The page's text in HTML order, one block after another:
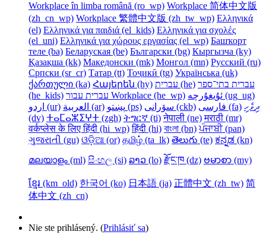
Workplace în limba română ‎(ro_wp)‎ Workplace 简体中文版
‎(zh_cn_wp)‎ Workplace 繁體中文版 ‎(zh_tw_wp)‎ Ελληνικά
‎(el)‎ Ελληνικά για παιδιά ‎(el_kids)‎ Ελληνικά για σχολές
‎(el_uni)‎ Ελληνικά για χώρους εργασίας ‎(el_wp)‎ Башҡорт
теле ‎(ba)‎ Беларуская ‎(be)‎ Български ‎(bg)‎ Кыргызча ‎(ky)‎
Қазақша ‎(kk)‎ Македонски ‎(mk)‎ Монгол ‎(mn)‎ Русский ‎(ru)‎
Српски ‎(sr_cr)‎ Татар ‎(tt)‎ Тоҷикӣ ‎(tg)‎ Українська ‎(uk)‎
ქართული ‎(ka)‎ Հայերեն ‎(hy)‎ עברית ‎(he)‎ עברית בתי־ספר
‎(he_kids)‎
עברית עבור Workplace ‎(he_wp)‎
ئۇيغۇرچە ‎(ug_ug)‎
اردو ‎(ur)‎
العربية ‎(ar)‎ پښتو ‎(ps)‎ سۆرانی ‎(ckb)‎ فارسی ‎(fa)‎ ދިވެހި
‎(dv)‎ ⵜⴰⵎⴰⵣⵉⵖⵜ ‎(zgh)‎ ትግርኛ ‎(ti)‎ नेपाली ‎(ne)‎ मराठी ‎(mr)‎
वर्कप्लेस के लिए हिंदी ‎(hi_wp)‎ हिंदी ‎(hi)‎ বাংলা ‎(bn)‎ ਪੰਜਾਬੀ ‎(pan)‎
ગુજરાતી ‎(gu)‎ ଓଡ଼ିଆ ‎(or)‎ தமிழ் ‎(ta_lk)‎ తెలుగు ‎(te)‎ ಕನ್ನಡ ‎(kn)‎
മലയാളം ‎(ml)‎ සිංහල ‎(si)‎ ລາວ ‎(lo)‎ རྫོང་ཁ ‎(dz)‎ ဗမာစာ ‎(my)‎
ខ្មែរ ‎(km_old)‎ 한국어 ‎(ko)‎ 日本語 ‎(ja)‎ 正體中文 ‎(zh_tw)‎ 简
体中文 ‎(zh_cn)‎
Nie ste prihlásený. (Prihlásiť sa)